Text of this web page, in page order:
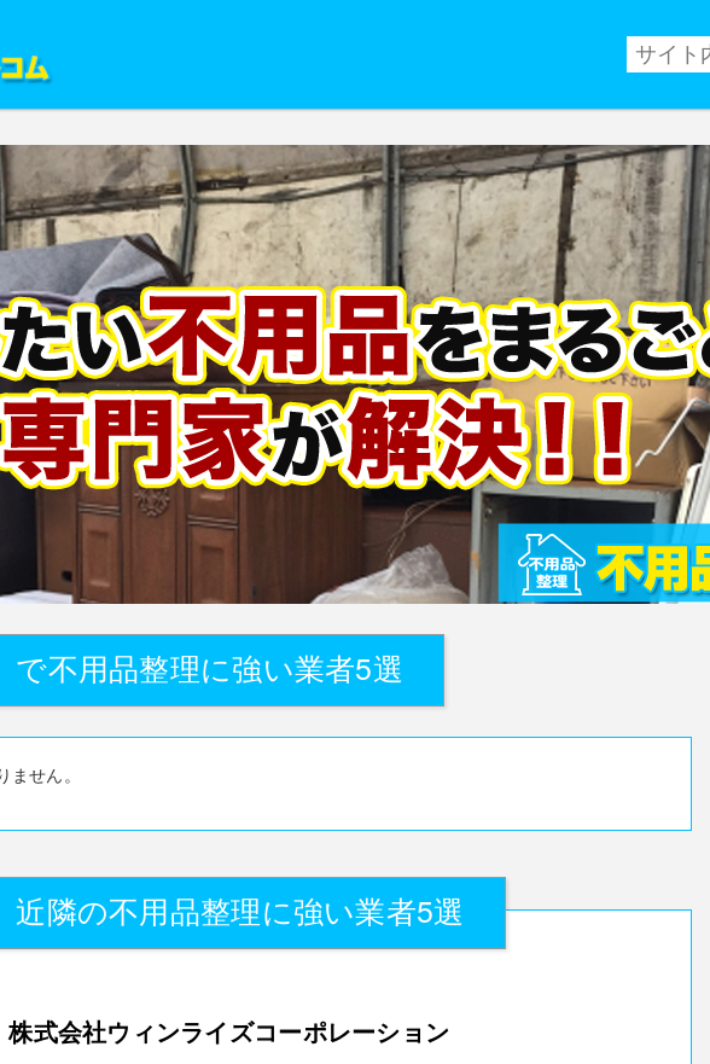
で不用品整理に強い業者5選
せん。
近隣の不用品整理に強い業者5選
株式会社ウィンライズコーポレーション